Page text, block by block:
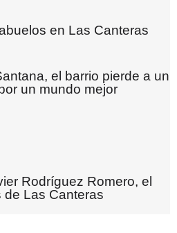
en Las Canteras
el barrio pierde a un
un mundo mejor
Rodríguez Romero, el
de Las Canteras